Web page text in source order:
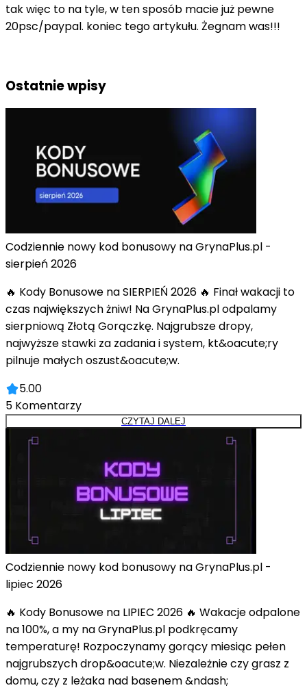
tak więc to na tyle, w ten sposób macie już pewne
20psc/paypal. koniec tego artykułu. Żegnam was!!!
Ostatnie wpisy
Codziennie nowy kod bonusowy na GrynaPlus.pl -
sierpień 2026
🔥 Kody Bonusowe na SIERPIEŃ 2026 🔥 Finał wakacji to
czas największych żniw! Na GrynaPlus.pl odpalamy
sierpniową Złotą Gorączkę. Najgrubsze dropy,
najwyższe stawki za zadania i system, kt&oacute;ry
pilnuje małych oszust&oacute;w.
5.00
5 Komentarzy
CZYTAJ DALEJ
Codziennie nowy kod bonusowy na GrynaPlus.pl -
lipiec 2026
🔥 Kody Bonusowe na LIPIEC 2026 🔥 Wakacje odpalone
na 100%, a my na GrynaPlus.pl podkręcamy
temperaturę! Rozpoczynamy gorący miesiąc pełen
najgrubszych drop&oacute;w. Niezależnie czy grasz z
domu, czy z leżaka nad basenem &ndash;